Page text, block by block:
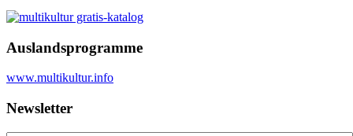
Auslandsprogramme
www.multikultur.info
Newsletter